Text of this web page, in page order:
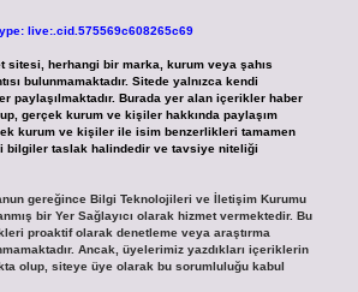
live:.cid.575569c608265c69
sitesi, herhangi bir marka, kurum veya şahıs
bulunmamaktadır. Sitede yalnızca kendi
paylaşılmaktadır. Burada yer alan içerikler haber
gerçek kurum ve kişiler hakkında paylaşım
kurum ve kişiler ile isim benzerlikleri tamamen
bilgiler taslak halindedir ve tavsiye niteliği
gereğince Bilgi Teknolojileri ve İletişim Kurumu
bir Yer Sağlayıcı olarak hizmet vermektedir. Bu
proaktif olarak denetleme veya araştırma
Ancak, üyelerimiz yazdıkları içeriklerin
olup, siteye üye olarak bu sorumluluğu kabul